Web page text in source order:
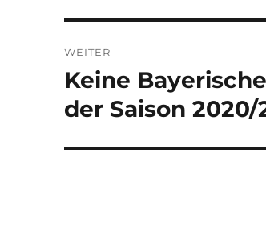
WEITER
Nächster
Beitrag:
Keine
der Saison 2020/